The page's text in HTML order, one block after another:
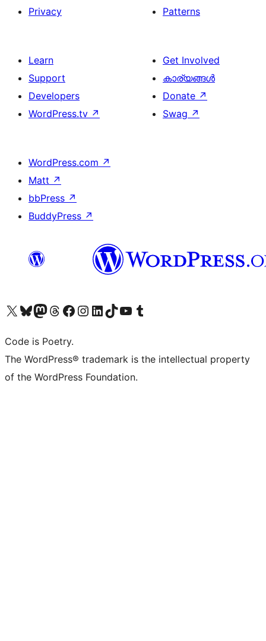
Privacy
Patterns
Learn
Support
Developers
WordPress.tv ↗
Get Involved
കാര്യങ്ങള്‍
Donate ↗
Swag ↗
WordPress.com ↗
Matt ↗
bbPress ↗
BuddyPress ↗
Visit our X (formerly Twitter) account
ഞങ്ങളുടെ ബ്ലൂസ്കൈ അക്കൗണ്ട് സന്ദർശിക്കുക
Visit our Mastodon account
ഞങ്ങളുടെ ത്രെഡ്സ് അക്കൗണ്ട് സന്ദർശിക്കുക
Visit our Facebook page
Visit our Instagram account
Visit our LinkedIn account
ഞങ്ങളുടെ ടിക് ടോക് അക്കൗണ്ട് സന്ദർശിക്കുക
Visit our YouTube channel
ഞങ്ങളുടെ ടംബ്ലർ അക്കൗണ്ട് സന്ദർശിക്കുക
Code is Poetry.
The WordPress® trademark is the intellectual property
of the WordPress Foundation.